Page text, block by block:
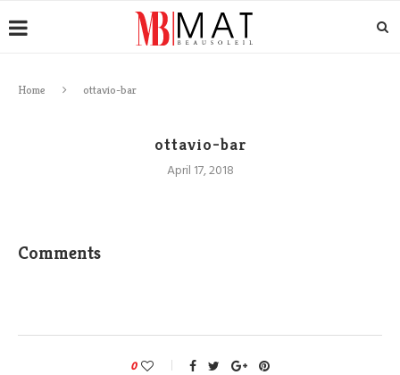
Home ottavio-bar
ottavio-bar
April 17, 2018
Comments
0